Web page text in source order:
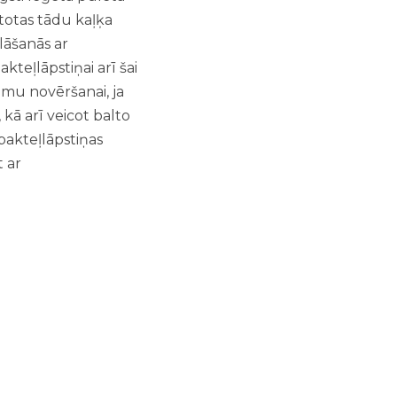
tādu kaļķa
ar
arī šai
novēršanai, ja
kā arī veicot balto
ar